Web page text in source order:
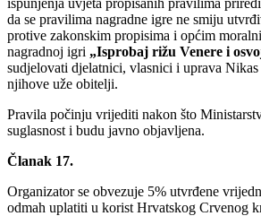
da se pravilima nagradne igre ne smiju
protive zakonskim propisima i općim
nagradnoj igri „Isprobaj rižu Venere i
sudjelovati djelatnici, vlasnici i uprava
njihove uže obitelji.
Pravila počinju vrijediti nakon što
suglasnost i budu javno objavljena.
Članak 17.
Organizator se obvezuje 5% utvrđene
odmah uplatiti u korist Hrvatskog Crvenog